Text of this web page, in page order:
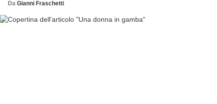
Da Gianni Fraschetti